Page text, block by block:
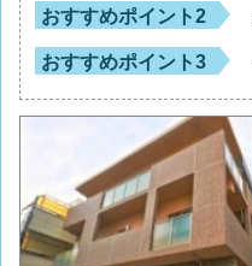
おすすめポイント2
おすすめポイント3